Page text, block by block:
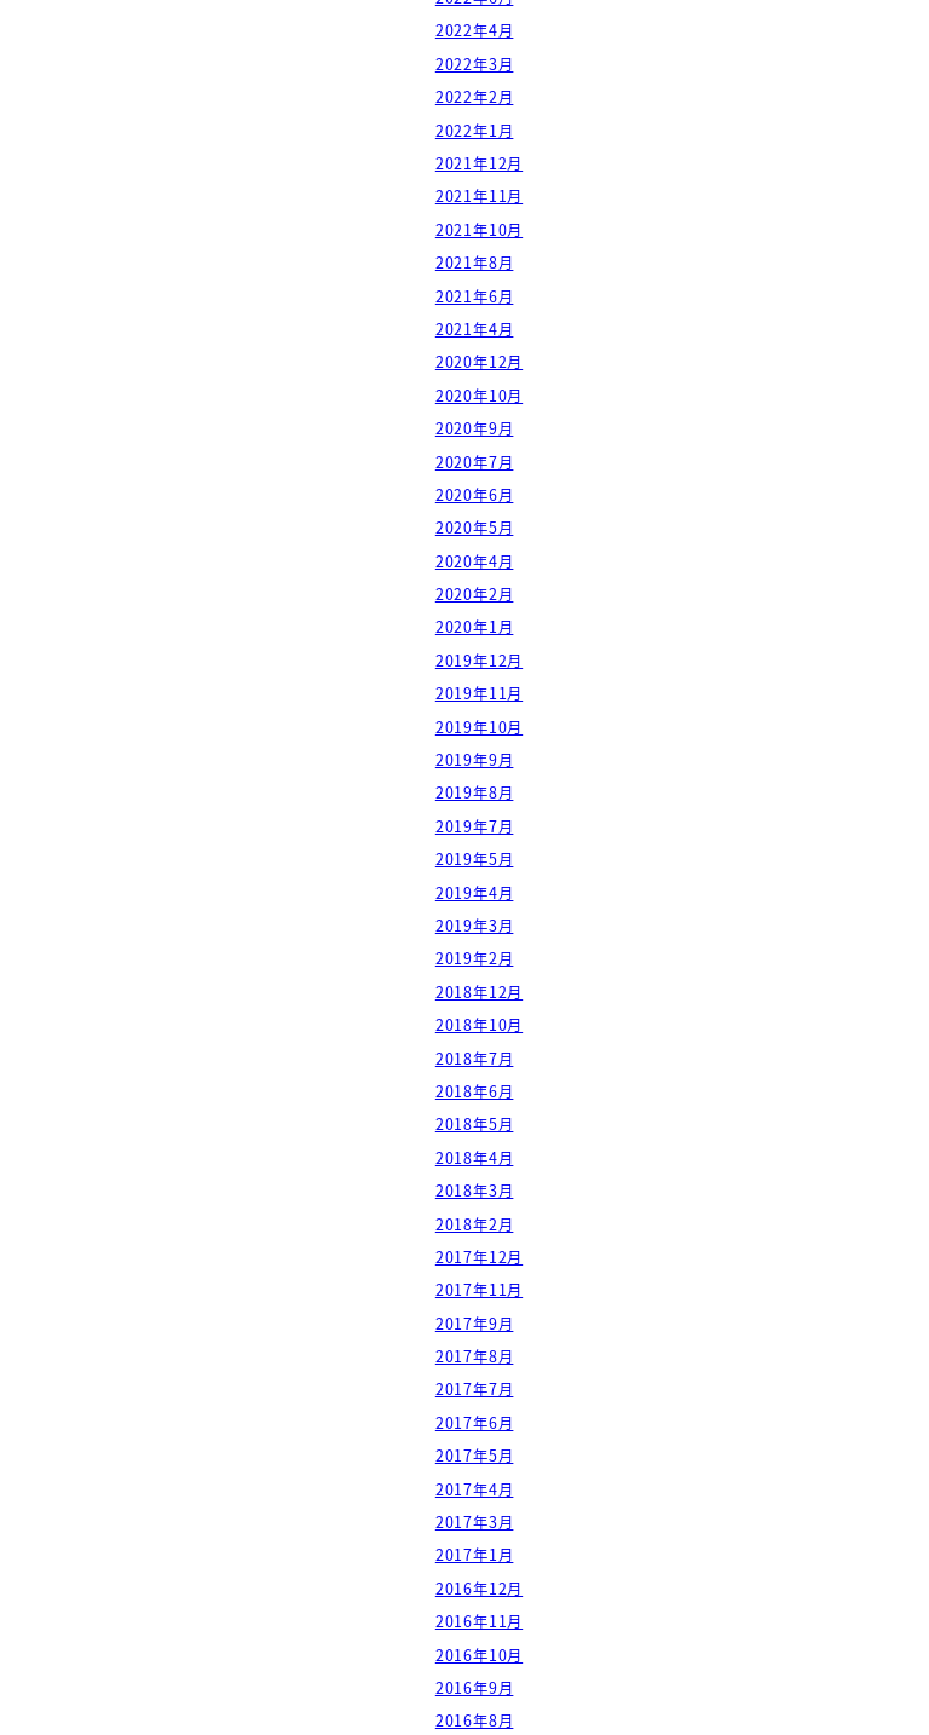
2022年4月
2022年3月
2022年2月
2022年1月
2021年12月
2021年11月
2021年10月
2021年8月
2021年6月
2021年4月
2020年12月
2020年10月
2020年9月
2020年7月
2020年6月
2020年5月
2020年4月
2020年2月
2020年1月
2019年12月
2019年11月
2019年10月
2019年9月
2019年8月
2019年7月
2019年5月
2019年4月
2019年3月
2019年2月
2018年12月
2018年10月
2018年7月
2018年6月
2018年5月
2018年4月
2018年3月
2018年2月
2017年12月
2017年11月
2017年9月
2017年8月
2017年7月
2017年6月
2017年5月
2017年4月
2017年3月
2017年1月
2016年12月
2016年11月
2016年10月
2016年9月
2016年8月